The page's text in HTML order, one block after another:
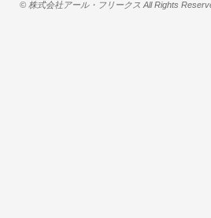
© 株式会社アール・フリークス All Rights